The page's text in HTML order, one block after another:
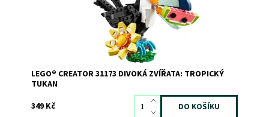
Skladem>3
12558
LEGO® CREATOR 31173 DIVOKÁ ZVÍŘATA: TROPICKÝ
TUKAN
349 Kč